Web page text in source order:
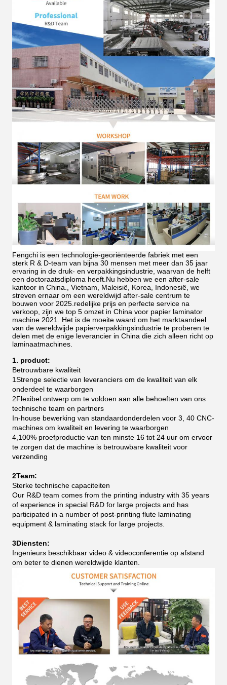
Fengchi is een technologie-georiënteerde fabriek met een
sterk R & D-team van bijna 30 mensen met meer dan 35 jaar
ervaring in de druk- en verpakkingsindustrie, waarvan de helft
een doctoraatsdiploma heeft.Nu hebben we een after-sale
kantoor in China., Vietnam, Maleisië, Korea, Indonesië, we
streven ernaar om een wereldwijd after-sale centrum te
bouwen voor 2025.redelijke prijs en perfecte service na
verkoop, zijn we top 5 omzet in China voor papier laminator
machine 2021. Het is de moeite waard om het marktaandeel
van de wereldwijde papierverpakkingsindustrie te proberen te
delen met de enige leverancier in China die zich alleen richt op
laminaatmachines.
1. product:
Betrouwbare kwaliteit
1Strenge selectie van leveranciers om de kwaliteit van elk
onderdeel te waarborgen
2Flexibel ontwerp om te voldoen aan alle behoeften van ons
technische team en partners
In-house bewerking van standaardonderdelen voor 3, 40 CNC-
machines om kwaliteit en levering te waarborgen
4,100% proefproductie van ten minste 16 tot 24 uur om ervoor
te zorgen dat de machine is betrouwbare kwaliteit voor
verzending
2Team:
Sterke technische capaciteiten
Our R&D team comes from the printing industry with 35 years
of experience in special R&D for large projects and has
participated in a number of post-printing flute laminating
equipment & laminating stack for large projects.
3Diensten:
Ingenieurs beschikbaar video & videoconferentie op afstand
om beter te dienen wereldwijde klanten.